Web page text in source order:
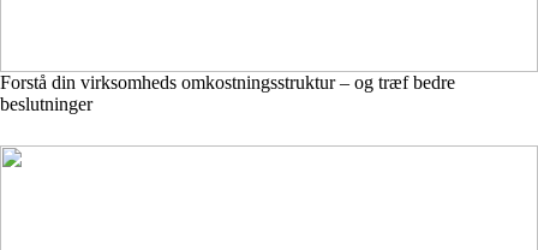
Forstå din virksomheds omkostningsstruktur – og træf bedre
beslutninger